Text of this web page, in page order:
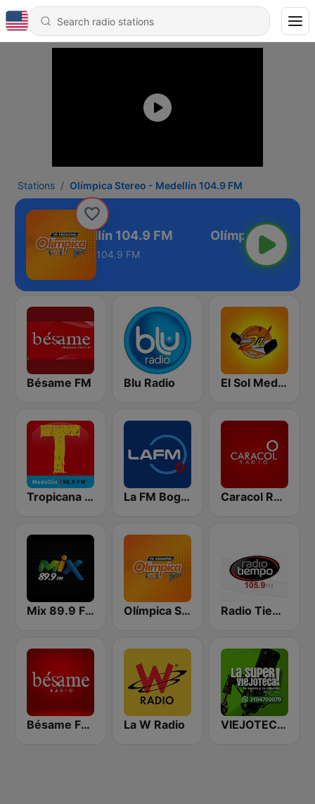
Stations Olímpica Stereo - Medellín 104.9 FM
- Medellín 104.9 FM
104.9 FM
Bésame FM Blu Radio El Sol Medellín
Tropicana Medellín La FM Bogotá Caracol Radio
Mix 89.9 FM Medellin Olímpica Stereo Bogotá 105.9 FM Radio Tiempo Medellín
Bésame FM Bogotá La W Radio VIEJOTECA "para Beber y Gozar"